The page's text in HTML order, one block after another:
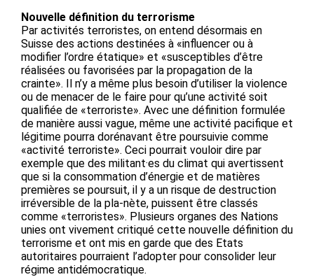
Nouvelle définition du terrorisme
Par activités terroristes, on entend désormais en
Suisse des actions destinées à «influencer ou à
modifier l’ordre étatique» et «susceptibles d’être
réalisées ou favorisées par la propagation de la
crainte». Il n’y a même plus besoin d’utiliser la violence
ou de menacer de le faire pour qu’une activité soit
qualifiée de «terroriste». Avec une définition formulée
de manière aussi vague, même une activité pacifique et
légitime pourra dorénavant être poursuivie comme
«activité terroriste». Ceci pourrait vouloir dire par
exemple que des militant·es du climat qui avertissent
que si la consommation d’énergie et de matières
premières se poursuit, il y a un risque de destruction
irréversible de la pla-nète, puissent être classés
comme «terroristes». Plusieurs organes des Nations
unies ont vivement critiqué cette nouvelle définition du
terrorisme et ont mis en garde que des Etats
autoritaires pourraient l’adopter pour consolider leur
régime antidémocratique.